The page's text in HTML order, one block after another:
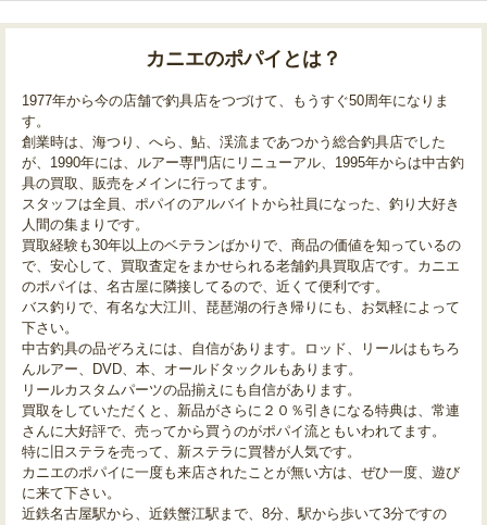
カニエのポパイとは？
1977年から今の店舗で釣具店をつづけて、もうすぐ50周年になりま
す。
創業時は、海つり、へら、鮎、渓流まであつかう総合釣具店でした
が、1990年には、ルアー専門店にリニューアル、1995年からは中古釣
具の買取、販売をメインに行ってます。
スタッフは全員、ポパイのアルバイトから社員になった、釣り大好き
人間の集まりです。
買取経験も30年以上のベテランばかりで、商品の価値を知っているの
で、安心して、買取査定をまかせられる老舗釣具買取店です。カニエ
のポパイは、名古屋に隣接してるので、近くて便利です。
バス釣りで、有名な大江川、琵琶湖の行き帰りにも、お気軽によって
下さい。
中古釣具の品ぞろえには、自信があります。ロッド、リールはもちろ
んルアー、DVD、本、オールドタックルもあります。
リールカスタムパーツの品揃えにも自信があります。
買取をしていただくと、新品がさらに２０％引きになる特典は、常連
さんに大好評で、売ってから買うのがポパイ流ともいわれてます。
特に旧ステラを売って、新ステラに買替が人気です。
カニエのポパイに一度も来店されたことが無い方は、ぜひ一度、遊び
に来て下さい。
近鉄名古屋駅から、近鉄蟹江駅まで、8分、駅から歩いて3分ですの